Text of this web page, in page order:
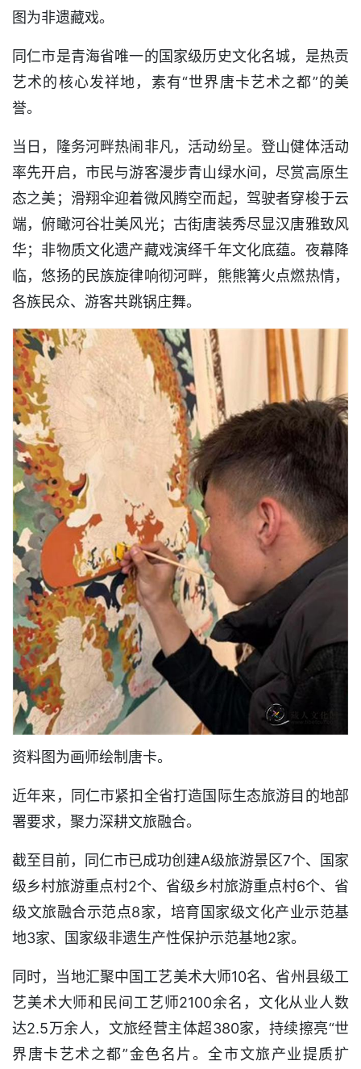
图为非遗藏戏。
同仁市是青海省唯一的国家级历史文化名城，是热贡
艺术的核心发祥地，素有“世界唐卡艺术之都”的美
誉。
当日，隆务河畔热闹非凡，活动纷呈。登山健体活动
率先开启，市民与游客漫步青山绿水间，尽赏高原生
态之美；滑翔伞迎着微风腾空而起，驾驶者穿梭于云
端，俯瞰河谷壮美风光；古街唐装秀尽显汉唐雅致风
华；非物质文化遗产藏戏演绎千年文化底蕴。夜幕降
临，悠扬的民族旋律响彻河畔，熊熊篝火点燃热情，
各族民众、游客共跳锅庄舞。
资料图为画师绘制唐卡。
近年来，同仁市紧扣全省打造国际生态旅游目的地部
署要求，聚力深耕文旅融合。
截至目前，同仁市已成功创建A级旅游景区7个、国家
级乡村旅游重点村2个、省级乡村旅游重点村6个、省
级文旅融合示范点8家，培育国家级文化产业示范基
地3家、国家级非遗生产性保护示范基地2家。
同时，当地汇聚中国工艺美术大师10名、省州县级工
艺美术大师和民间工艺师2100余名，文化从业人数
达2.5万余人，文旅经营主体超380家，持续擦亮“世
界唐卡艺术之都”金色名片。全市文旅产业提质扩